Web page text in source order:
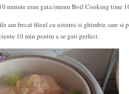
minute erau gata.(menu Boil Cooking time
am frecat fileul cu usturoi si ghimbir, sare si
10 min pentru a se gati perfect.